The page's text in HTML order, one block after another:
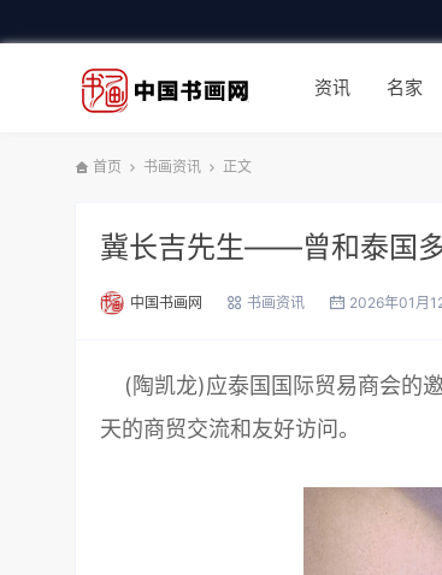
资讯 名家
首页 书画资讯 正文
冀长吉先生——曾和泰国
中国书画网 书画资讯 2026年01月
(陶凯龙)应泰国国际贸易商会的
天的商贸交流和友好访问。